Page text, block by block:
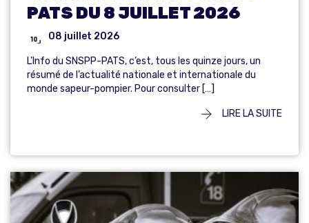
PATS DU 8 JUILLET 2026
08 juillet 2026
L’Info du SNSPP-PATS, c’est, tous les quinze jours, un
résumé de l’actualité nationale et internationale du
monde sapeur-pompier. Pour consulter […]
LIRE LA SUITE